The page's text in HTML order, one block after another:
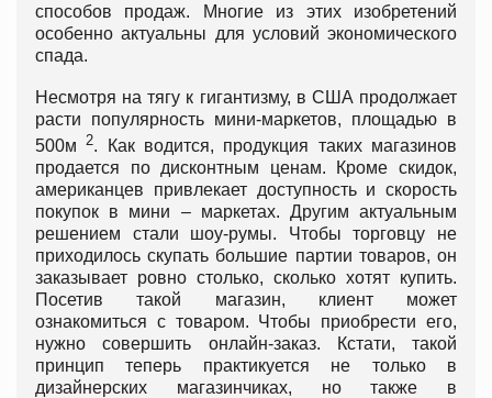
способов продаж. Многие из этих изобретений
особенно актуальны для условий экономического
спада.
Несмотря на тягу к гигантизму, в США продолжает
расти популярность мини-маркетов, площадью в
500м 2. Как водится, продукция таких магазинов
продается по дисконтным ценам. Кроме скидок,
американцев привлекает доступность и скорость
покупок в мини – маркетах. Другим актуальным
решением стали шоу-румы. Чтобы торговцу не
приходилось скупать большие партии товаров, он
заказывает ровно столько, сколько хотят купить.
Посетив такой магазин, клиент может
ознакомиться с товаром. Чтобы приобрести его,
нужно совершить онлайн-заказ. Кстати, такой
принцип теперь практикуется не только в
дизайнерских магазинчиках, но также в